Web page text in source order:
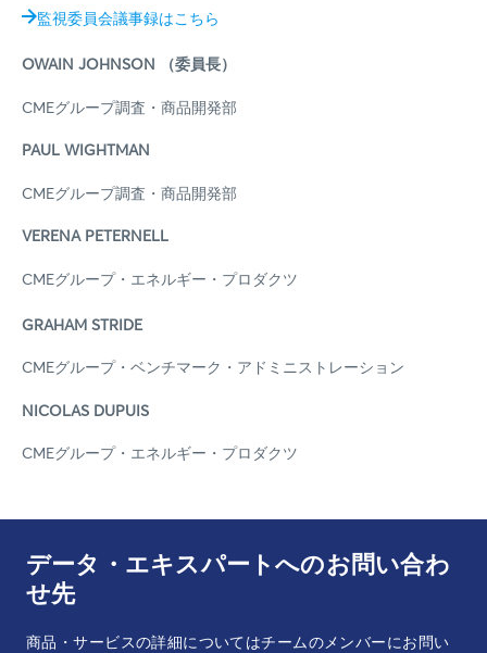
監視委員会議事録はこちら
OWAIN JOHNSON （委員長）
CMEグループ調査・商品開発部
PAUL WIGHTMAN
CMEグループ調査・商品開発部
VERENA PETERNELL
CMEグループ・エネルギー・プロダクツ
GRAHAM STRIDE
CMEグループ・ベンチマーク・アドミニストレーション
NICOLAS DUPUIS
CMEグループ・エネルギー・プロダクツ
データ・エキスパートへのお問い合わ
せ先
商品・サービスの詳細についてはチームのメンバーにお問い